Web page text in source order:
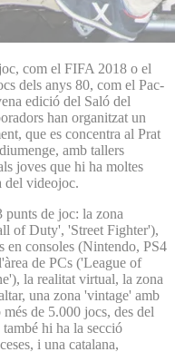
com el FIFA 2018 o el
dels anys 80, com el Pac-
edició del Saló del
han organitzat un
que es concentra al Prat
amb tallers
joves que hi ha moltes
del videojoc.
punts de joc: la zona
of Duty', 'Street Fighter'),
en consoles (Nintendo, PS4
de PCs ('League of
la realitat virtual, la zona
una zona 'vintage' amb
de 5.000 jocs, des del
hi ha la secció
i una catalana,